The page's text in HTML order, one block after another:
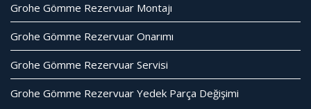
Grohe Gömme Rezervuar Montajı
Grohe Gömme Rezervuar Onarımı
Grohe Gömme Rezervuar Servisi
Grohe Gömme Rezervuar Yedek Parça Değişimi